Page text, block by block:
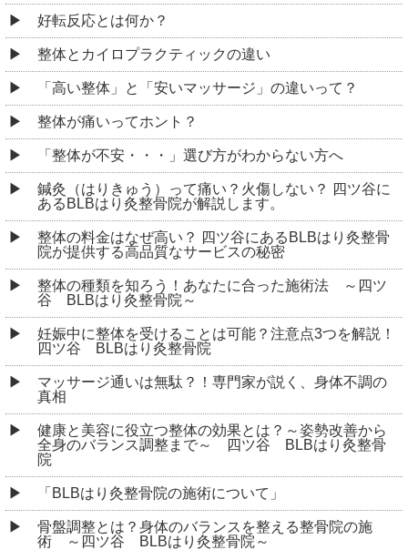
好転反応とは何か？
整体とカイロプラクティックの違い
「高い整体」と「安いマッサージ」の違いって？
整体が痛いってホント？
「整体が不安・・・」選び方がわからない方へ
鍼灸（はりきゅう）って痛い？火傷しない？ 四ツ谷に
あるBLBはり灸整骨院が解説します。
整体の料金はなぜ高い？ 四ツ谷にあるBLBはり灸整骨
院が提供する高品質なサービスの秘密
整体の種類を知ろう！あなたに合った施術法 ～四ツ
谷 BLBはり灸整骨院～
妊娠中に整体を受けることは可能？注意点3つを解説！
四ツ谷 BLBはり灸整骨院
マッサージ通いは無駄？！専門家が説く、身体不調の
真相
健康と美容に役立つ整体の効果とは？～姿勢改善から
全身のバランス調整まで～ 四ツ谷 BLBはり灸整骨
院
「BLBはり灸整骨院の施術について」
骨盤調整とは？身体のバランスを整える整骨院の施
術 ～四ツ谷 BLBはり灸整骨院～